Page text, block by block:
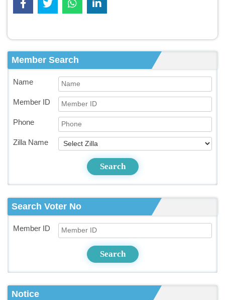
Member Search
Name
Member ID
Phone
Zilla Name
Search
Search Voter No
Member ID
Search
Notice